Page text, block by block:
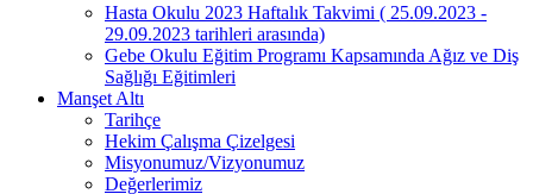
Hasta Okulu 2023 Haftalık Takvimi ( 25.09.2023 -
29.09.2023 tarihleri arasında)
Gebe Okulu Eğitim Programı Kapsamında Ağız ve Diş
Sağlığı Eğitimleri
Manşet Altı
Tarihçe
Hekim Çalışma Çizelgesi
Misyonumuz/Vizyonumuz
Değerlerimiz